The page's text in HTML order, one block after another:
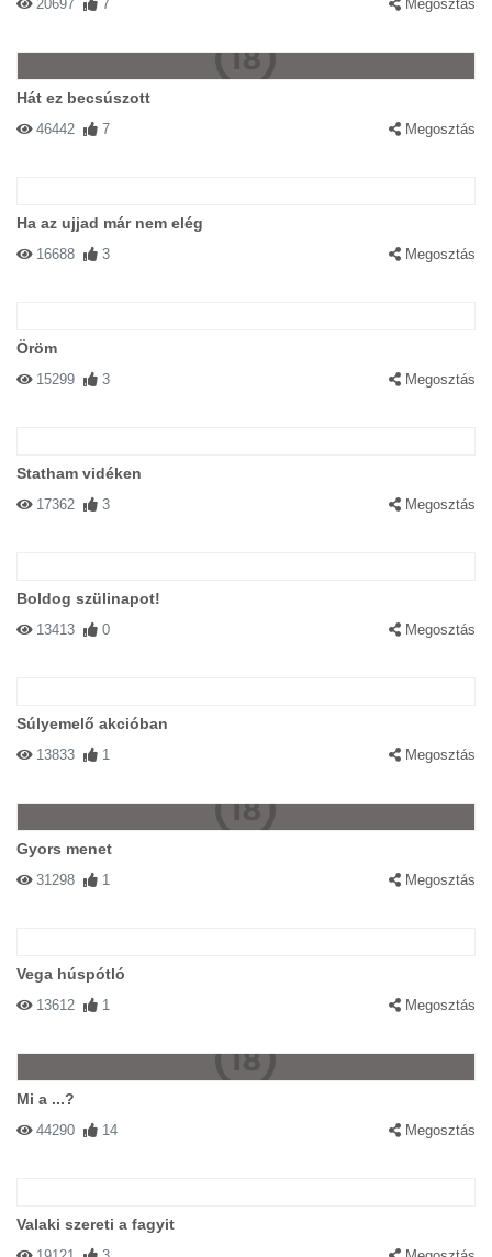
20697 7 Megosztás
Hát ez becsúszott
46442 7 Megosztás
Ha az ujjad már nem elég
16688 3 Megosztás
Öröm
15299 3 Megosztás
Statham vidéken
17362 3 Megosztás
Boldog szülinapot!
13413 0 Megosztás
Súlyemelő akcióban
13833 1 Megosztás
Gyors menet
31298 1 Megosztás
Vega húspótló
13612 1 Megosztás
Mi a ...?
44290 14 Megosztás
Valaki szereti a fagyit